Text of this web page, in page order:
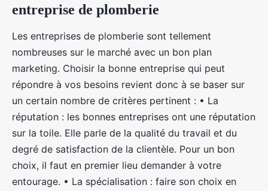
entreprise de plomberie
Les entreprises de plomberie sont tellement
nombreuses sur le marché avec un bon plan
marketing. Choisir la bonne entreprise qui peut
répondre à vos besoins revient donc à se baser sur
un certain nombre de critères pertinent : • La
réputation : les bonnes entreprises ont une réputation
sur la toile. Elle parle de la qualité du travail et du
degré de satisfaction de la clientèle. Pour un bon
choix, il faut en premier lieu demander à votre
entourage. • La spécialisation : faire son choix en